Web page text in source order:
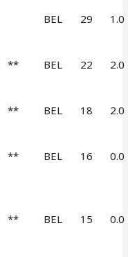
BEL 29 1.0
** BEL 22 2.0
** BEL 18 2.0
** BEL 16 0.0
** BEL 15 0.0